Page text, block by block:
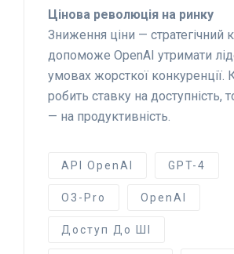
Цінова революція на ринку
Зниження ціни — стратегічний
допоможе OpenAI утримати
умовах жорсткої конкуренції.
робить ставку на доступність,
— на продуктивність.
API OpenAI GPT-4
O3-Pro OpenAI
Доступ До ШІ